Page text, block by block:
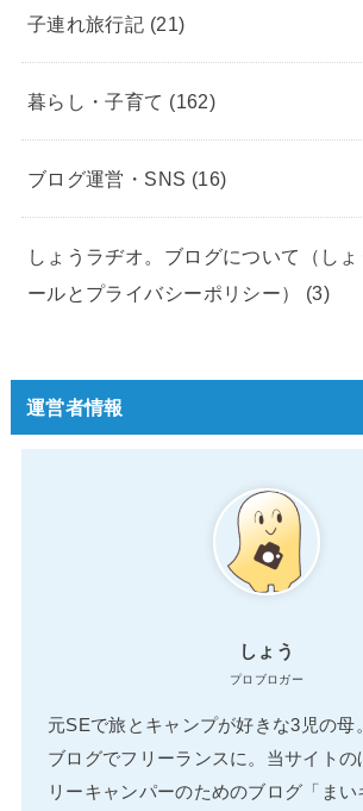
子連れ旅行記 (21)
暮らし・子育て (162)
ブログ運営・SNS (16)
しょうラヂオ。ブログについて（し
ールとプライバシーポリシー） (3)
運営者情報
しょう
プロブロガー
元SEで旅とキャンプが好きな3児の母
ブログでフリーランスに。当サイトの
リーキャンパーのためのブログ「ま